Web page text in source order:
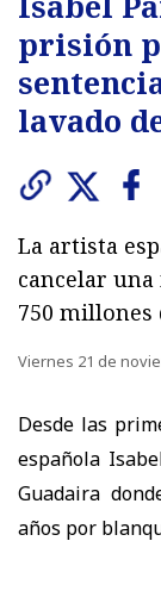
prisión
lavado
La artista
cancelar
750 millones
Viernes 21 de
Desde las
española
Guadaira
años por